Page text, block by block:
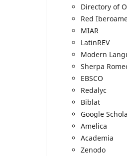
Directory of
Red
MIAR
LatinREV
Modern
Sherpa
EBSCO
Redalyc
Biblat
Google
Amelica
Academia
Zenodo